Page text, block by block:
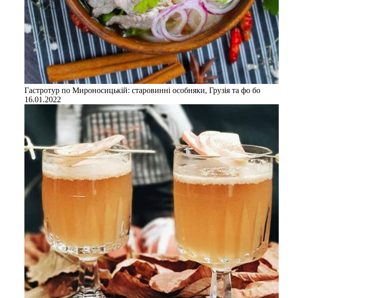
Гастротур по Мироносицькій: старовинні особняки, Грузія та фо бо
16.01.2022